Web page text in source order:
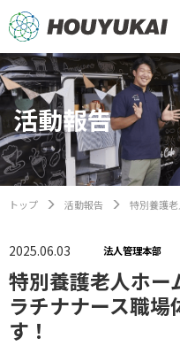
活動報告
トップ 活動報告 特別養護
2025.06.03 法人管理本部
特別養護老人ホー
ラチナナース職場
す！